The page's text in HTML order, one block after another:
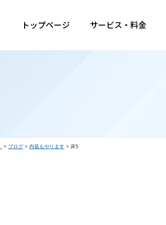
トップページ サービス・料金
> ブログ > 内装もやります > 床5